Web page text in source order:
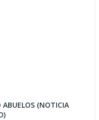
(NOTICIA